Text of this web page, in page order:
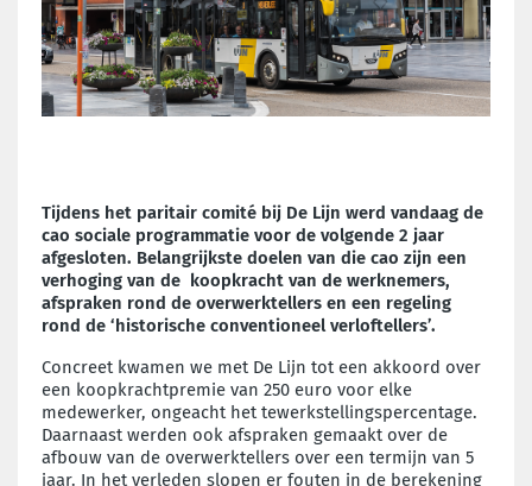
Tijdens het paritair comité bij De Lijn werd vandaag de
cao sociale programmatie voor de volgende 2 jaar
afgesloten. Belangrijkste doelen van die cao zijn een
verhoging van de koopkracht van de werknemers,
afspraken rond de overwerktellers en een regeling
rond de ‘historische conventioneel verloftellers’.
Concreet kwamen we met De Lijn tot een akkoord over
een koopkrachtpremie van 250 euro voor elke
medewerker, ongeacht het tewerkstellingspercentage.
Daarnaast werden ook afspraken gemaakt over de
afbouw van de overwerktellers over een termijn van 5
jaar. In het verleden slopen er fouten in de berekening